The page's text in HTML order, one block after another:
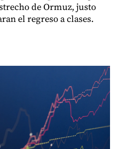
de Ormuz, justo
el regreso a clases.